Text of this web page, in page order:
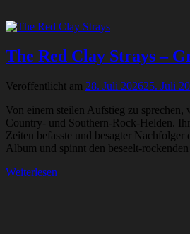
The Red Clay Strays –
Veröffentlicht am 28. Juli 202625. Juli
Von einem steilen Aufstieg zu
Country- und Southern-Rock-Helden.
Zeiten befasste und besagter
Album und spinnt den beseelt-
Weiterlesen